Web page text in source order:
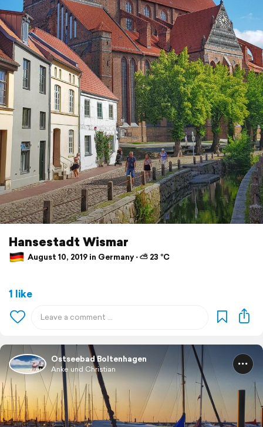
Hansestadt Wismar
August 10, 2019 in Germany ⋅ ⛅ 23 °C
1 like
Ostseebad Boltenhagen
Anke und Christian